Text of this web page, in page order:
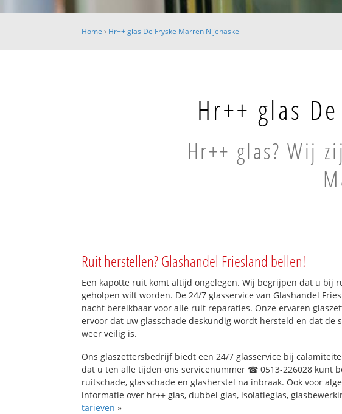
Home › Hr++ glas De Fryske Marren Nijehaske
Hr++ glas
Hr++ glas? Wij
Ruit herstellen? Glashandel Friesland bellen!
Een kapotte ruit komt altijd ongelegen. Wij begrijpen dat u bij
geholpen wilt worden. De 24/7 glasservice van Glashandel
nacht bereikbaar voor alle ruit reparaties. Onze ervaren
ervoor dat uw glasschade deskundig wordt hersteld en dat de
weer veilig is.
Ons glaszettersbedrijf biedt een 24/7 glasservice bij
dat u ten alle tijden ons servicenummer ☎ 0513-226028 kunt
ruitschade, glasschade en glasherstel na inbraak. Ook voor
informatie over hr++ glas, dubbel glas, isolatieglas,
tarieven »